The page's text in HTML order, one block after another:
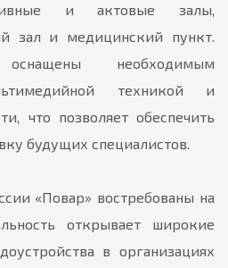
и актовые залы,
зал и медицинский пункт.
необходимым
техникой и
что позволяет обеспечить
будущих специалистов.
«Повар» востребованы на
открывает широкие
в организациях